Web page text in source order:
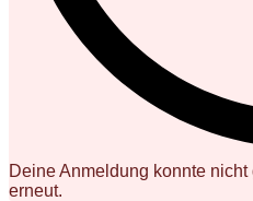
Deine Anmeldung konnte
erneut.